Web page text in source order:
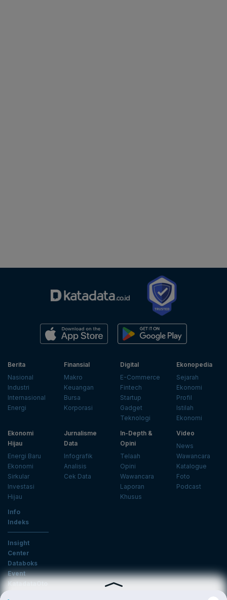
Berita
Nasional
Industri
Internasional
Energi
Finansial
Makro
Keuangan
Bursa
Korporasi
Digital
E-Commerce
Fintech
Startup
Gadget
Teknologi
Ekonopedia
Sejarah
Ekonomi
Profil
Istilah
Ekonomi
Ekonomi
Hijau
Energi Baru
Ekonomi
Sirkular
Investasi
Hijau
Jurnalisme
Data
Infografik
Analisis
Cek Data
In-Depth &
Opini
Telaah
Opini
Wawancara
Laporan
Khusus
Video
News
Wawancara
Katalogue
Foto
Podcast
Info
Indeks
Insight
Center
Databoks
Event
KatadataOto